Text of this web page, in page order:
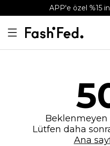
APP'e özel %15
Lütfen daha
Ana